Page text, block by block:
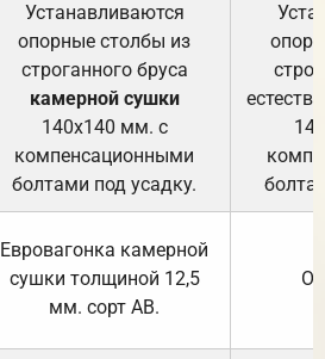
Устанавливаются
опорные столбы из
строганного бруса
камерной сушки
140х140 мм. с
компенсационными
болтами под усадку.
Евровагонка камерной
сушки толщиной 12,5
мм. сорт АВ.